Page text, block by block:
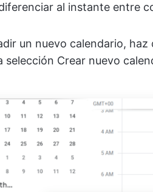
al instante entre
un nuevo calendario,
selección Crear nuevo